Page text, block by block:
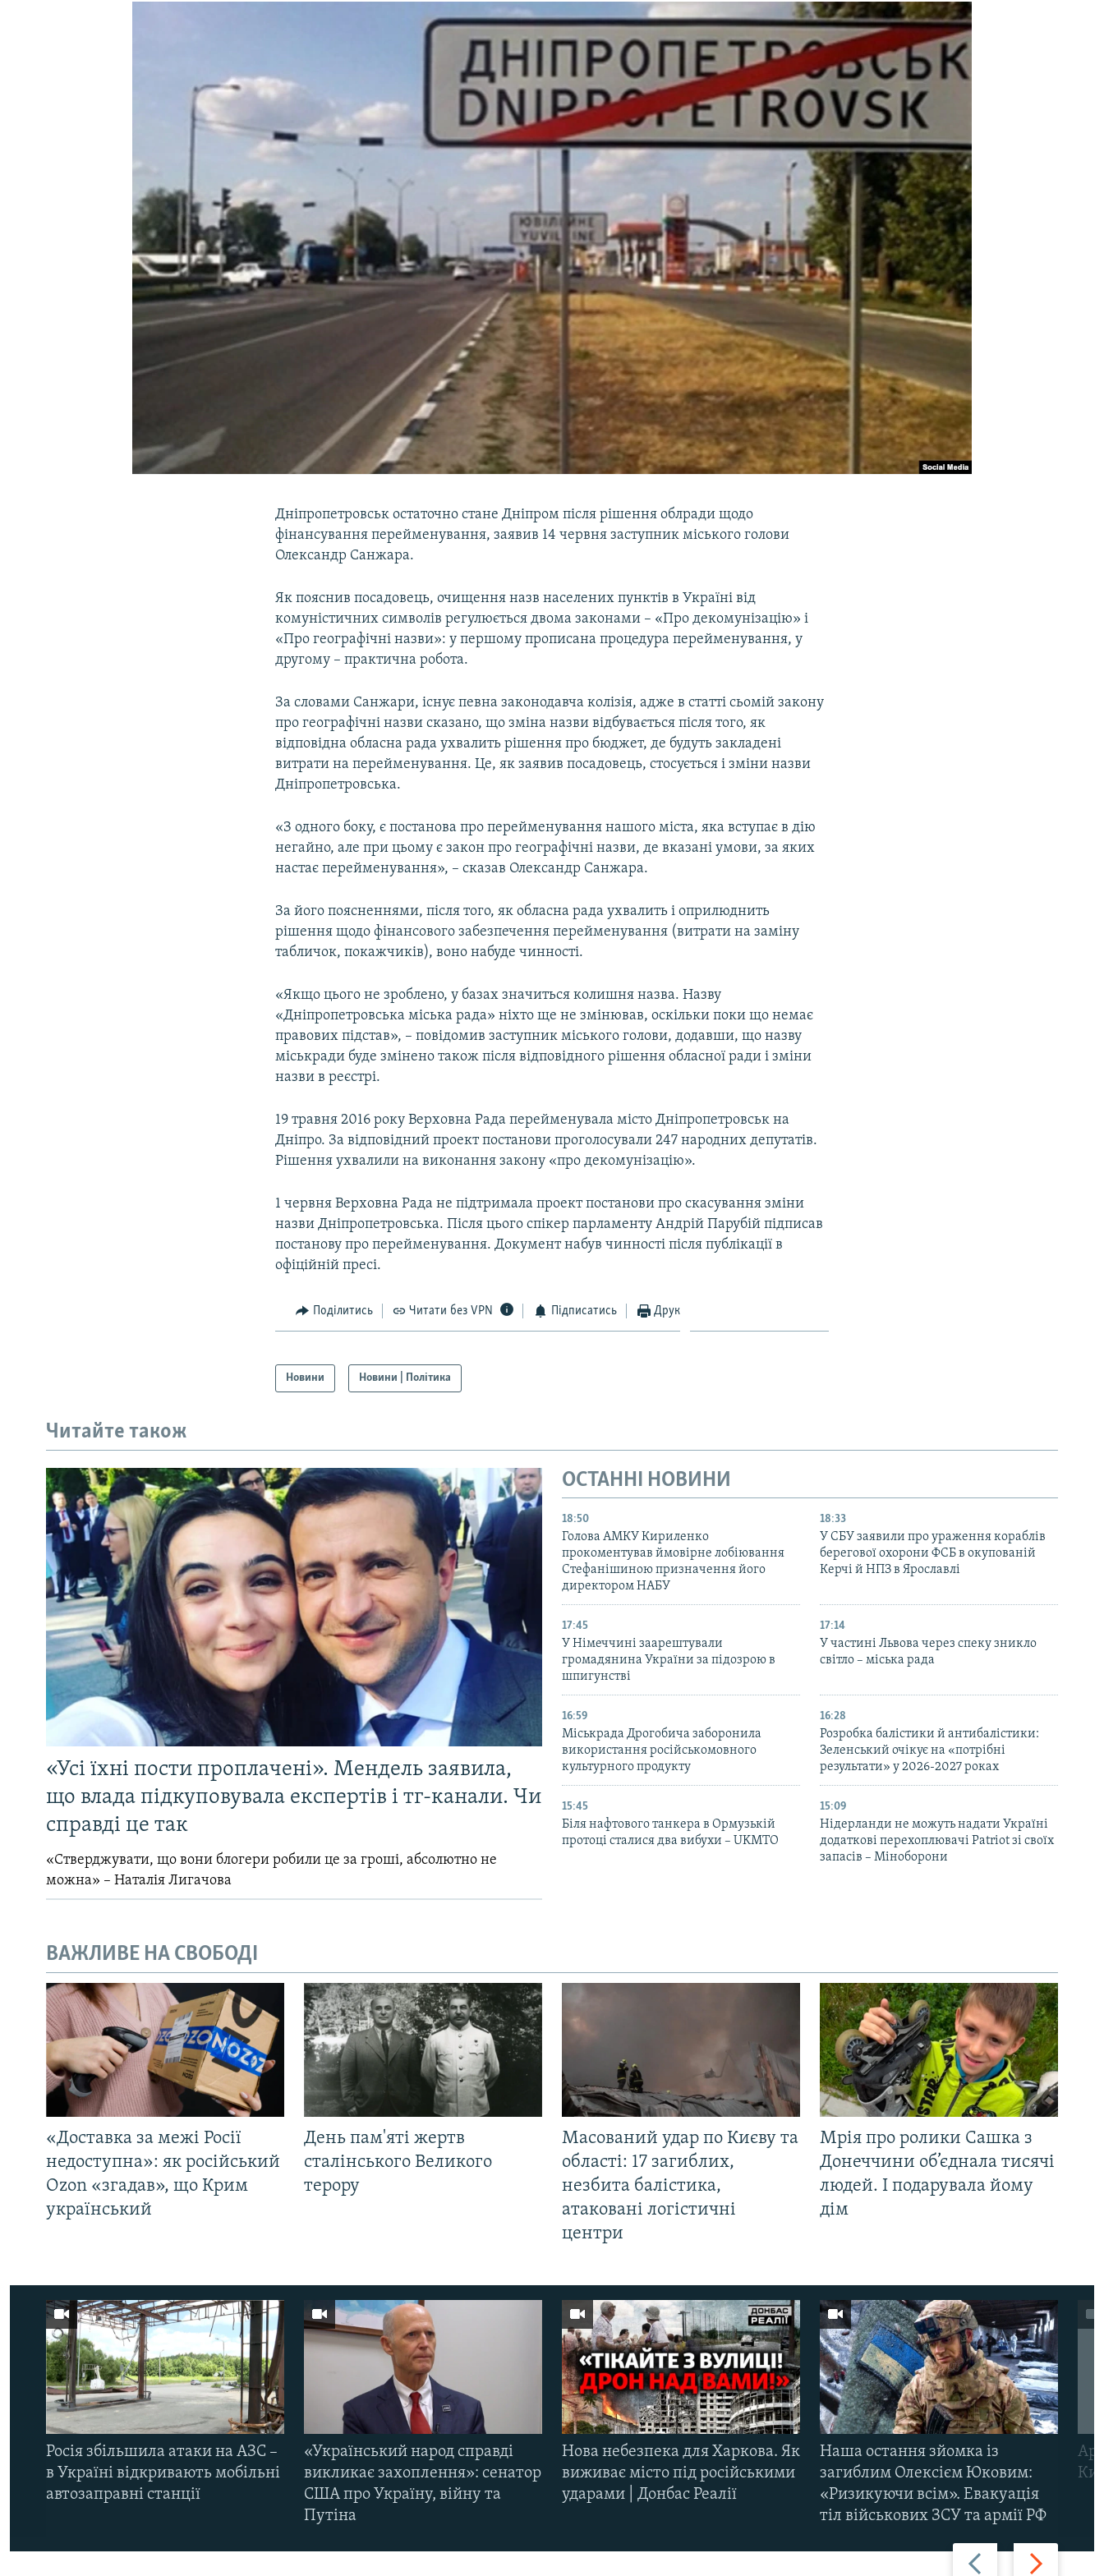
Дніпропетровськ остаточно стане Дніпром після рішення облради щодо
фінансування перейменування, заявив 14 червня заступник міського голови
Олександр Санжара.
Як пояснив посадовець, очищення назв населених пунктів в Україні від
комуністичних символів регулюється двома законами – «Про декомунізацію» і
«Про географічні назви»: у першому прописана процедура перейменування, у
другому – практична робота.
За словами Санжари, існує певна законодавча колізія, адже в статті сьомій закону
про географічні назви сказано, що зміна назви відбувається після того, як
відповідна обласна рада ухвалить рішення про бюджет, де будуть закладені
витрати на перейменування. Це, як заявив посадовець, стосується і зміни назви
Дніпропетровська.
«З одного боку, є постанова про перейменування нашого міста, яка вступає в дію
негайно, але при цьому є закон про географічні назви, де вказані умови, за яких
настає перейменування», – сказав Олександр Санжара.
За його поясненнями, після того, як обласна рада ухвалить і оприлюднить
рішення щодо фінансового забезпечення перейменування (витрати на заміну
табличок, покажчиків), воно набуде чинності.
«Якщо цього не зроблено, у базах значиться колишня назва. Назву
«Дніпропетровська міська рада» ніхто ще не змінював, оскільки поки що немає
правових підстав», – повідомив заступник міського голови, додавши, що назву
міськради буде змінено також після відповідного рішення обласної ради і зміни
назви в реєстрі.
19 травня 2016 року Верховна Рада перейменувала місто Дніпропетровськ на
Дніпро. За відповідний проект постанови проголосували 247 народних депутатів.
Рішення ухвалили на виконання закону «про декомунізацію».
1 червня Верховна Рада не підтримала проект постанови про скасування зміни
назви Дніпропетровська. Після цього спікер парламенту Андрій Парубій підписав
постанову про перейменування. Документ набув чинності після публікації в
офіційній пресі.
Поділитись Читати без VPN Підписатись Друк
Новини Новини | Політика
Читайте також
«Усі їхні пости проплачені». Мендель заявила,
що влада підкуповувала експертів і тг-канали. Чи
справді це так
«Стверджувати, що вони блогери робили це за гроші, абсолютно не
можна» – Наталія Лигачова
ОСТАННІ НОВИНИ
18:50
Голова АМКУ Кириленко
прокоментував ймовірне лобіювання
Стефанішиною призначення його
директором НАБУ
18:33
У СБУ заявили про ураження кораблів
берегової охорони ФСБ в окупованій
Керчі й НПЗ в Ярославлі
17:45
У Німеччині заарештували
громадянина України за підозрою в
шпигунстві
17:14
У частині Львова через спеку зникло
світло – міська рада
16:59
Міськрада Дрогобича заборонила
використання російськомовного
культурного продукту
16:28
Розробка балістики й антибалістики:
Зеленський очікує на «потрібні
результати» у 2026-2027 роках
15:45
Біля нафтового танкера в Ормузькій
протоці сталися два вибухи – UKMTO
15:09
Нідерланди не можуть надати Україні
додаткові перехоплювачі Patriot зі своїх
запасів – Міноборони
ВАЖЛИВЕ НА СВОБОДІ
«Доставка за межі Росії
недоступна»: як російський
Ozon «згадав», що Крим
український
День пам'яті жертв
сталінського Великого
терору
Масований удар по Києву та
області: 17 загиблих,
незбита балістика,
атаковані логістичні
центри
Мрія про ролики Сашка з
Донеччини об’єднала тисячі
людей. І подарувала йому
дім
Назад Вперед
Росія збільшила атаки на АЗС –
в Україні відкривають мобільні
автозаправні станції
«Український народ справді
викликає захоплення»: сенатор
США про Україну, війну та
Путіна
Нова небезпека для Харкова. Як
виживає місто під російськими
ударами | Донбас Реалії
Наша остання зйомка із
загиблим Олексієм Юковим:
«Ризикуючи всім». Евакуація
тіл військових ЗСУ та армії РФ